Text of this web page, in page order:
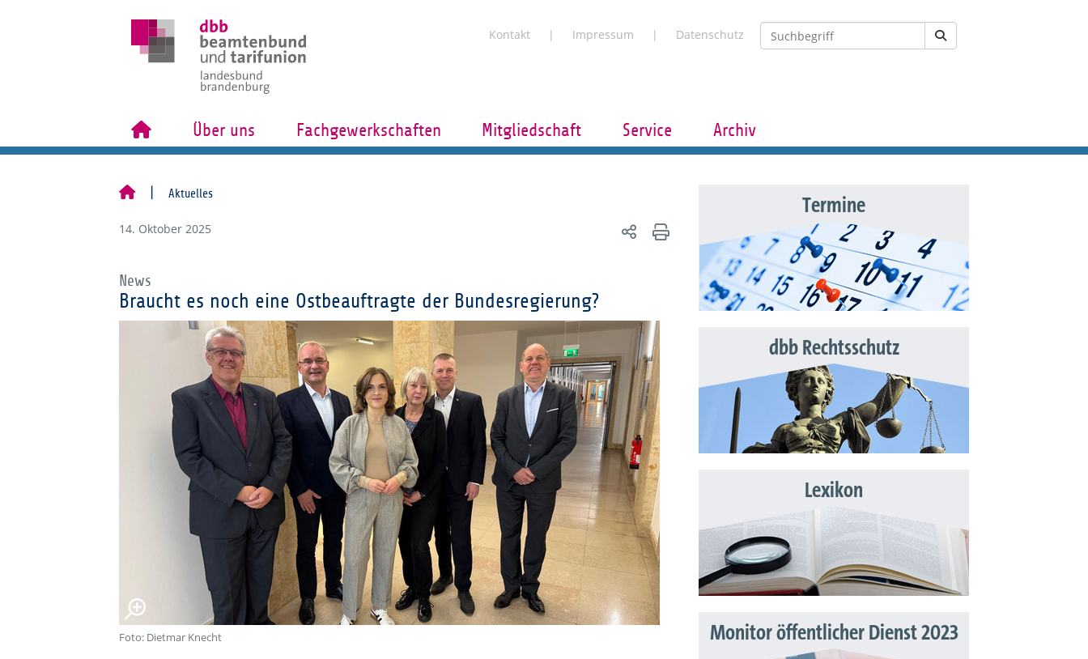
Kontakt Impressum Datenschutz
Über uns Fachgewerkschaften Mitgliedschaft Service Archiv
Aktuelles
14. Oktober 2025
News
Braucht es noch eine Ostbeauftragte der Bundesregierung?
Foto: Dietmar Knecht
Termine
dbb Rechtsschutz
Lexikon
Monitor öffentlicher Dienst 2023